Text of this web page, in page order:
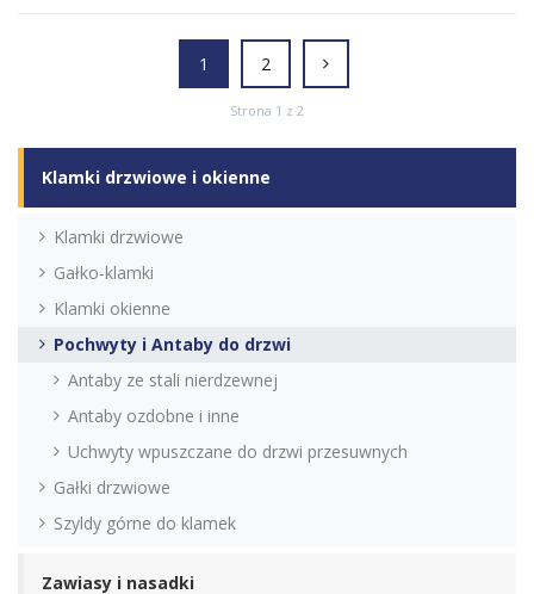
1 2
Strona 1 z 2
Klamki drzwiowe i okienne
Klamki drzwiowe
Gałko-klamki
Klamki okienne
Pochwyty i Antaby do drzwi
Antaby ze stali nierdzewnej
Antaby ozdobne i inne
Uchwyty wpuszczane do drzwi przesuwnych
Gałki drzwiowe
Szyldy górne do klamek
Zawiasy i nasadki